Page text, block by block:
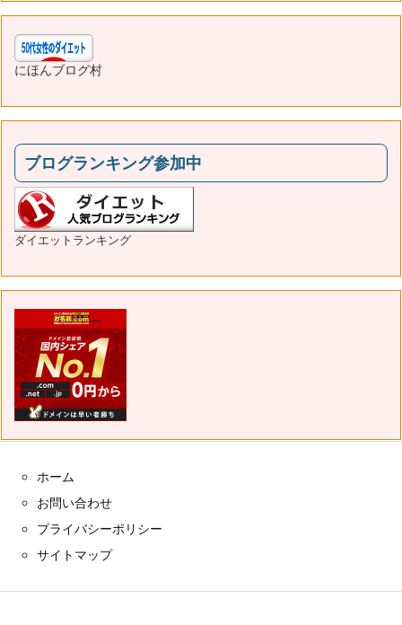
にほんブログ村
ブログランキング参加中
ダイエットランキング
ホーム
お問い合わせ
プライバシーポリシー
サイトマップ